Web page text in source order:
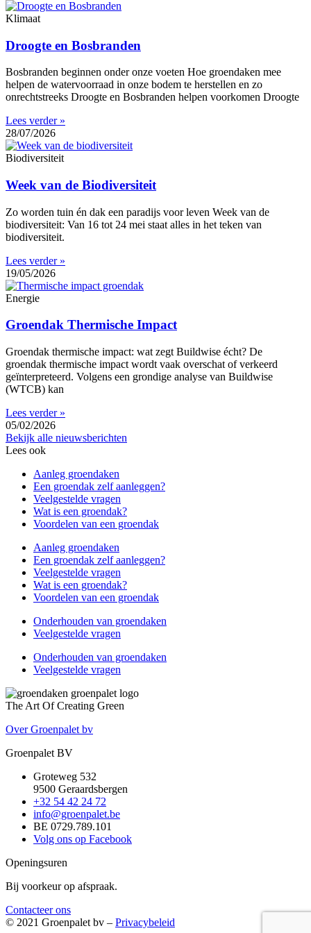
Klimaat
Droogte en Bosbranden
Bosbranden beginnen onder onze voeten Hoe groendaken mee
helpen de watervoorraad in onze bodem te herstellen en zo
onrechtstreeks Droogte en Bosbranden helpen voorkomen Droogte
Lees verder »
28/07/2026
Biodiversiteit
Week van de Biodiversiteit
Zo worden tuin én dak een paradijs voor leven Week van de
biodiversiteit: Van 16 tot 24 mei staat alles in het teken van
biodiversiteit.
Lees verder »
19/05/2026
Energie
Groendak Thermische Impact
Groendak thermische impact: wat zegt Buildwise écht? De
groendak thermische impact wordt vaak overschat of verkeerd
geïnterpreteerd. Volgens een grondige analyse van Buildwise
(WTCB) kan
Lees verder »
05/02/2026
Bekijk alle nieuwsberichten
Lees ook
Aanleg groendaken
Een groendak zelf aanleggen?
Veelgestelde vragen
Wat is een groendak?
Voordelen van een groendak
Aanleg groendaken
Een groendak zelf aanleggen?
Veelgestelde vragen
Wat is een groendak?
Voordelen van een groendak
Onderhouden van groendaken
Veelgestelde vragen
Onderhouden van groendaken
Veelgestelde vragen
The Art Of Creating Green
Over Groenpalet bv
Groenpalet BV
Groteweg 532
9500 Geraardsbergen
+32 54 42 24 72
info@groenpalet.be
BE 0729.789.101
Volg ons op Facebook
Openingsuren
Bij voorkeur op afspraak.
Contacteer ons
© 2021 Groenpalet bv – Privacybeleid